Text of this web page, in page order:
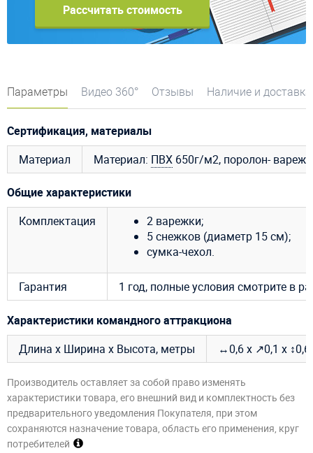
Рассчитать стоимость
Параметры Видео 360° Отзывы Наличие и доставка
Сертификация, материалы
Материал
Материал: ПВХ 650г/м2, поролон-
Общие характеристики
Комплектация
2 варежки;
5 снежков (диаметр 15 см);
сумка-чехол.
Гарантия 1 год, полные условия смотрите в
Характеристики командного аттракциона
Длина х Ширина х Высота, метры
↔0,6 х ↗0,1 х
Производитель оставляет за собой право изменять
характеристики товара, его внешний вид и комплектность без
предварительного уведомления Покупателя, при этом
сохраняются назначение товара, область его применения, круг
потребителей